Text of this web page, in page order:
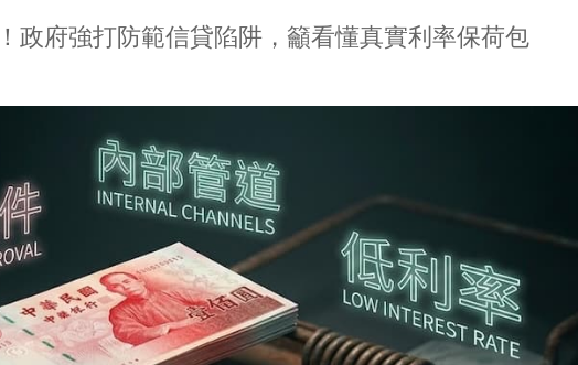
政府強打防範信貸陷阱，籲看懂真實利率保荷包